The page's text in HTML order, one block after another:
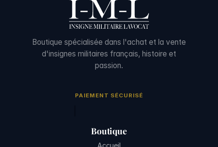
Boutique spécialisée dans l'achat et la vente
d'insignes militaires français, histoire et
passion.
PAIEMENT SÉCURISÉ
Boutique
Accueil